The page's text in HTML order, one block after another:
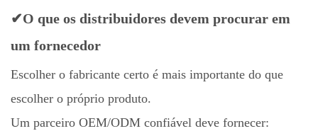
✔O que os distribuidores devem procurar em
um fornecedor
Escolher o fabricante certo é mais importante do que
escolher o próprio produto.
Um parceiro OEM/ODM confiável deve fornecer: